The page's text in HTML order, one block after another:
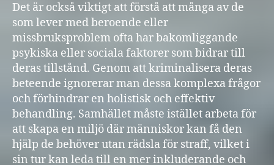
Det är också viktigt att förstå att många av de
som lever med beroende eller
missbruksproblem ofta har bakomliggande
psykiska eller sociala faktorer som bidrar till
deras tillstånd. Genom att kriminalisera deras
beteende ignorerar man dessa komplexa frågor
och förhindrar en holistisk och effektiv
behandling. Samhället måste istället arbeta för
att skapa en miljö där människor kan få den
hjälp de behöver utan rädsla för straff, vilket i
sin tur kan leda till en mer inkluderande och